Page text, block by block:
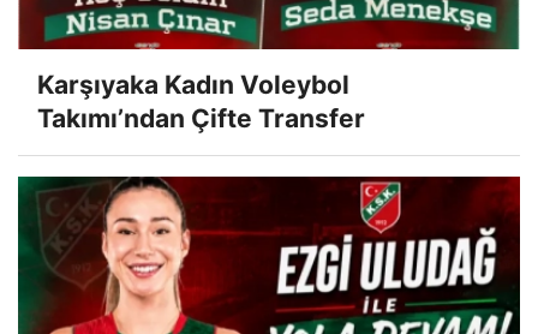
Karşıyaka Kadın Voleybol
Takımı’ndan Çifte Transfer